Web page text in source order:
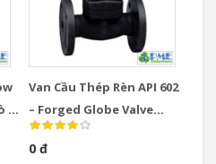
Rỉ
Van Cầu Thép Rèn API 602
– Forged Globe Valve
Class 150–2500, Size 1/2”–
2”
0 đ